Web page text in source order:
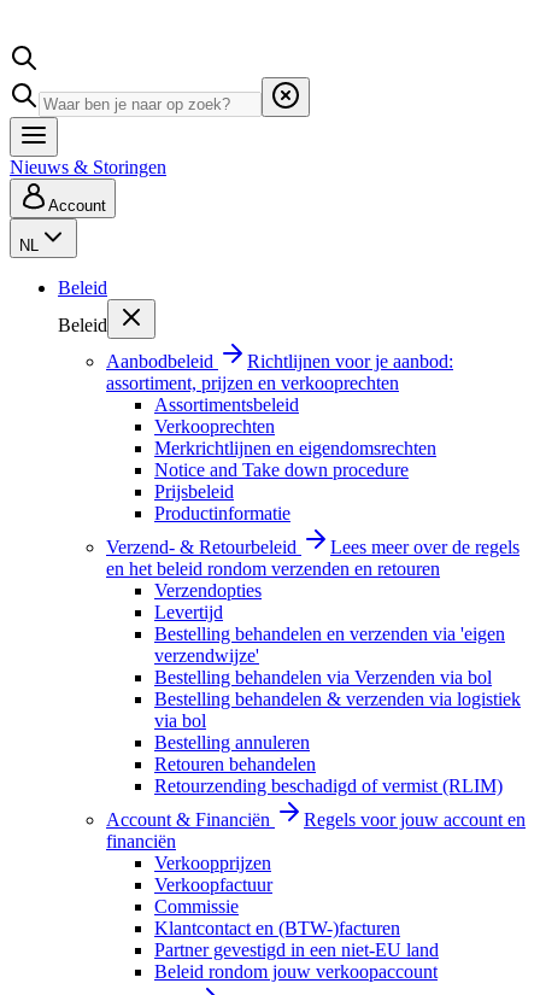
Nieuws & Storingen
Account
NL
Beleid
Beleid
Aanbodbeleid
Richtlijnen voor je aanbod:
assortiment, prijzen en verkooprechten
Assortimentsbeleid
Verkooprechten
Merkrichtlijnen en eigendomsrechten
Notice and Take down procedure
Prijsbeleid
Productinformatie
Verzend- & Retourbeleid
Lees meer over de regels
en het beleid rondom verzenden en retouren
Verzendopties
Levertijd
Bestelling behandelen en verzenden via 'eigen
verzendwijze'
Bestelling behandelen via Verzenden via bol
Bestelling behandelen & verzenden via logistiek
via bol
Bestelling annuleren
Retouren behandelen
Retourzending beschadigd of vermist (RLIM)
Account & Financiën
Regels voor jouw account en
financiën
Verkoopprijzen
Verkoopfactuur
Commissie
Klantcontact en (BTW-)facturen
Partner gevestigd in een niet-EU land
Beleid rondom jouw verkoopaccount